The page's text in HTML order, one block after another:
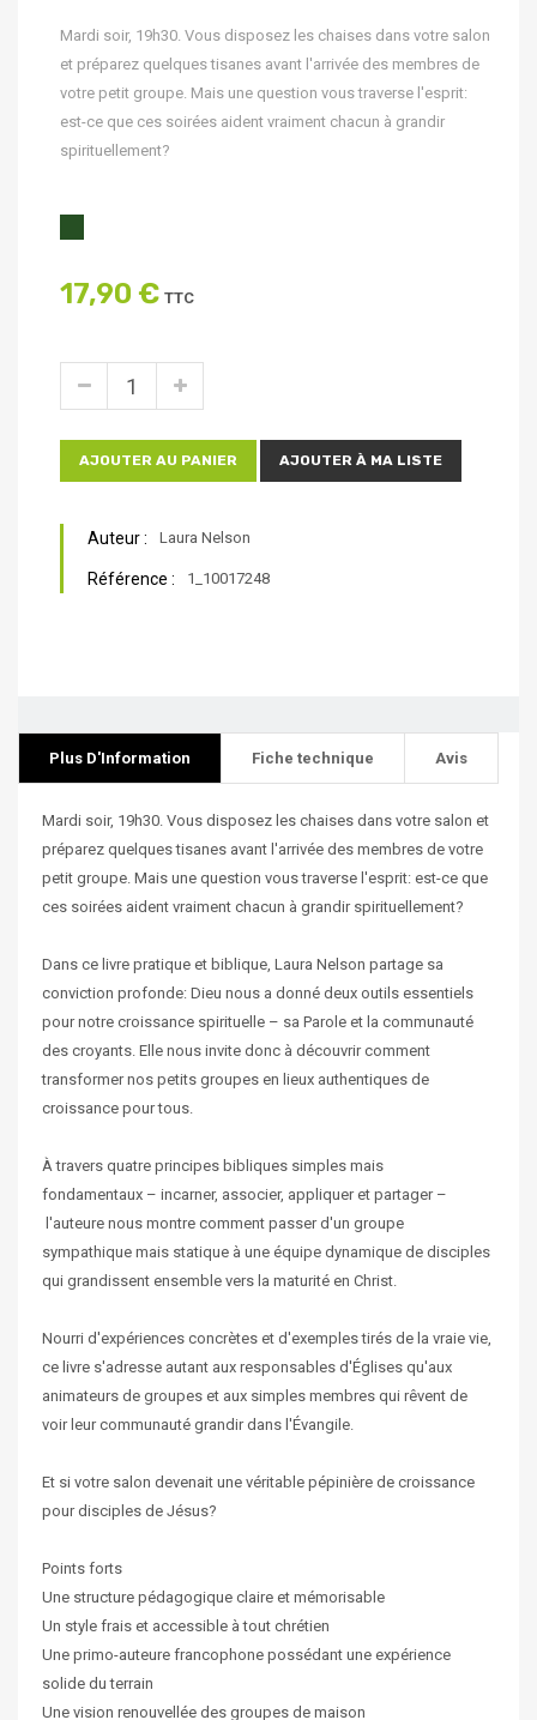
Mardi soir, 19h30. Vous disposez les chaises dans votre salon
et préparez quelques tisanes avant l'arrivée des membres de
votre petit groupe. Mais une question vous traverse l'esprit:
est-ce que ces soirées aident vraiment chacun à grandir
spirituellement?
17,90 € TTC
AJOUTER AU PANIER AJOUTER À MA LISTE
Auteur : Laura Nelson
Référence : 1_10017248
Plus D'Information Fiche technique Avis
Mardi soir, 19h30. Vous disposez les chaises dans votre salon et
préparez quelques tisanes avant l'arrivée des membres de votre
petit groupe. Mais une question vous traverse l'esprit: est-ce que
ces soirées aident vraiment chacun à grandir spirituellement?
Dans ce livre pratique et biblique, Laura Nelson partage sa
conviction profonde: Dieu nous a donné deux outils essentiels
pour notre croissance spirituelle – sa Parole et la communauté
des croyants. Elle nous invite donc à découvrir comment
transformer nos petits groupes en lieux authentiques de
croissance pour tous.
À travers quatre principes bibliques simples mais
fondamentaux – incarner, associer, appliquer et partager –
l'auteure nous montre comment passer d'un groupe
sympathique mais statique à une équipe dynamique de disciples
qui grandissent ensemble vers la maturité en Christ.
Nourri d'expériences concrètes et d'exemples tirés de la vraie vie,
ce livre s'adresse autant aux responsables d'Églises qu'aux
animateurs de groupes et aux simples membres qui rêvent de
voir leur communauté grandir dans l'Évangile.
Et si votre salon devenait une véritable pépinière de croissance
pour disciples de Jésus?
Points forts
Une structure pédagogique claire et mémorisable
Un style frais et accessible à tout chrétien
Une primo-auteure francophone possédant une expérience
solide du terrain
Une vision renouvellée des groupes de maison